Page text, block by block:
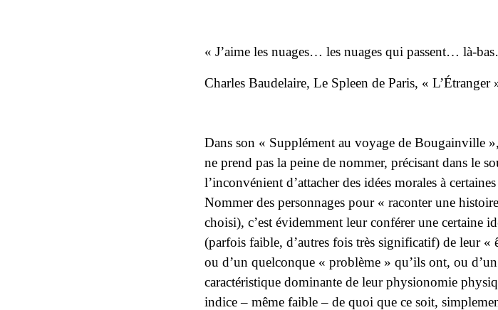
« J’aime les nuages… les nuages qui passent… là-
Charles Baudelaire, Le Spleen de Paris, « L’Étranger
Dans son « Supplément au voyage de Bougainville »
ne prend pas la peine de nommer, précisant dans le
l’inconvénient d’attacher des idées morales à
Nommer des personnages pour « raconter une
choisi), c’est évidemment leur conférer une certaine
(parfois faible, d’autres fois très significatif) de leur
ou d’un quelconque « problème » qu’ils ont, ou
caractéristique dominante de leur physionomie
indice – même faible – de quoi que ce soit,